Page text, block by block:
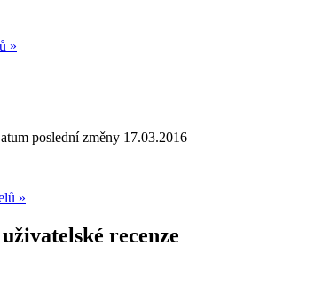
»
poslední změny 17.03.2016
»
recenze